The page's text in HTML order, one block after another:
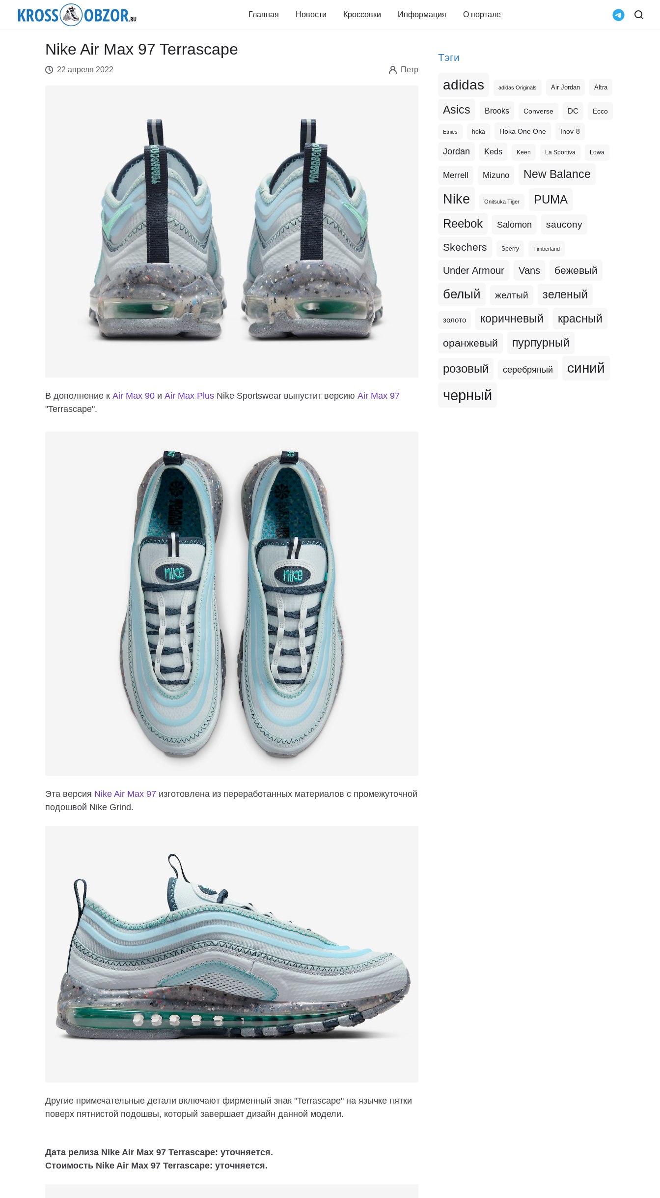
Главная Новости Кроссовки Информация О портале
Nike Air Max 97 Terrascape
22 апреля 2022 Петр
В дополнение к Air Max 90 и Air Max Plus Nike Sportswear выпустит версию Air Max 97
"Terrascape".
Эта версия Nike Air Max 97 изготовлена ​​из переработанных материалов с промежуточной
подошвой Nike Grind.
Другие примечательные детали включают фирменный знак "Terrascape" на язычке пятки
поверх пятнистой подошвы, который завершает дизайн данной модели.
Дата релиза Nike Air Max 97 Terrascape: уточняется.
Стоимость Nike Air Max 97 Terrascape: уточняется.
Тэги
adidas adidas Originals Air Jordan Altra
Asics Brooks Converse DC Ecco
Etnies hoka Hoka One One Inov-8
Jordan Keds Keen La Sportiva Lowa
Merrell Mizuno New Balance
Nike Onitsuka Tiger PUMA
Reebok Salomon saucony
Skechers Sperry Timberland
Under Armour Vans бежевый
белый желтый зеленый
золото коричневый красный
оранжевый пурпурный
розовый серебряный синий
черный